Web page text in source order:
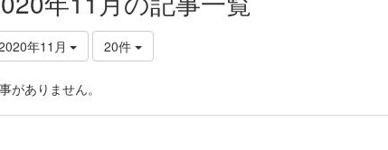
年11月 20件
がありません。